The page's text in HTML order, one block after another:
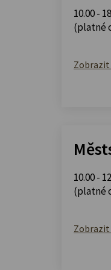
10.00 -
(platné
Zobrazit
10.00 -
(platné
Zobrazit